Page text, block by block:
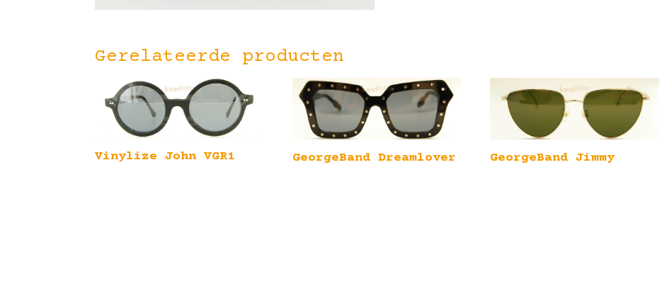
Gerelateerde producten
Vinylize John VGR1 GeorgeBand Dreamlover GeorgeBand Jimmy